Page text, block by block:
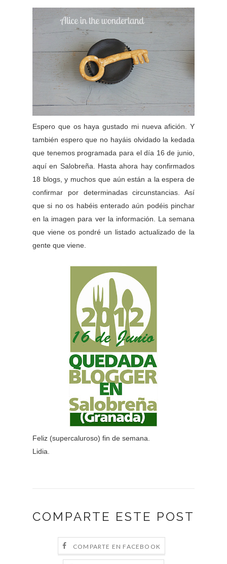
Espero que os haya gustado mi nueva afición. Y
también espero que no hayáis olvidado la kedada
que tenemos programada para el día 16 de junio,
aquí en Salobreña. Hasta ahora hay confirmados
18 blogs, y muchos que aún están a la espera de
confirmar por determinadas circunstancias. Así
que si no os habéis enterado aún podéis pinchar
en la imagen para ver la información. La semana
que viene os pondré un listado actualizado de la
gente que viene.
Feliz (supercaluroso) fin de semana.
Lidia.
COMPARTE ESTE POST
COMPARTE EN FACEBOOK